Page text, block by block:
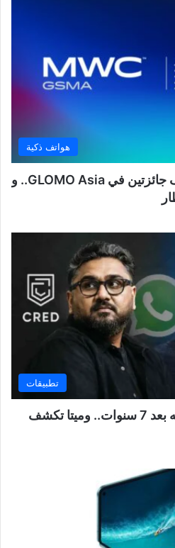
هواتف ذكية
Honor Magic V6 يخطف جائزتين في GLOMO Asia.. و
تطبيقات
رئيس واتساب يغادر منصبه بعد 7 سنوات.. وميتا تكشف